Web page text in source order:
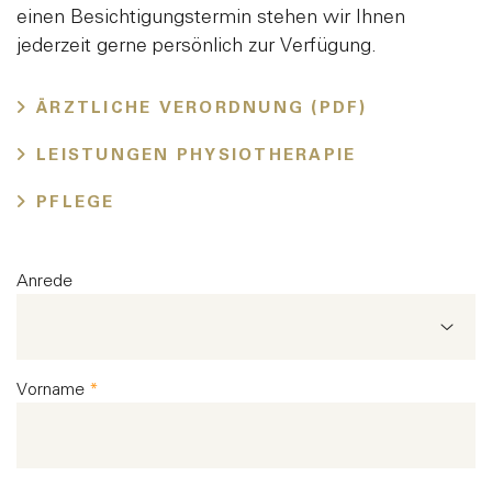
Tisch reservieren
einen Besichtigungstermin stehen wir Ihnen
jederzeit gerne persönlich zur Verfügung.
ÄRZTLICHE VERORDNUNG (PDF)
LEISTUNGEN PHYSIOTHERAPIE
PFLEGE
Anrede
--- Bitte auswählen ---
Vorname *